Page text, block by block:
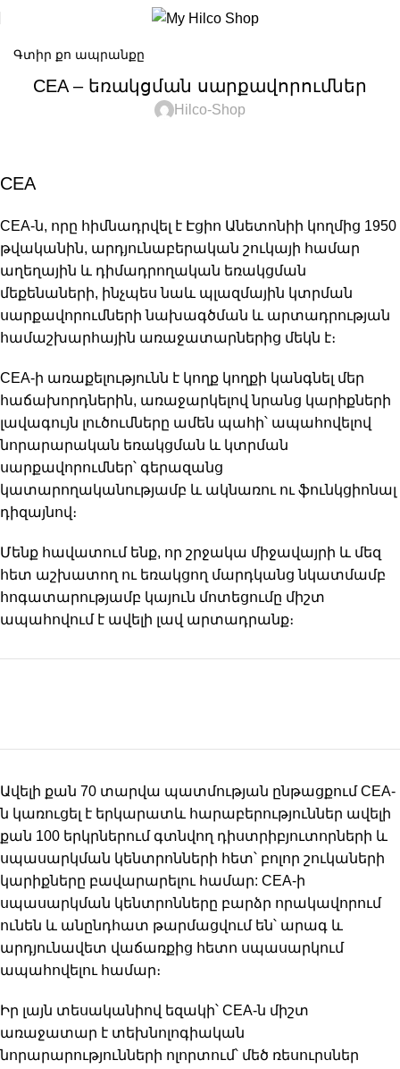
CEA – եռակցման սարքավորումներ
Hilco-Shop
CEA
CEA-ն, որը հիմնադրվել է Էցիո Անետոնիի կողմից 1950
թվականին, արդյունաբերական շուկայի համար
աղեղային և դիմադրողական եռակցման
մեքենաների, ինչպես նաև պլազմային կտրման
սարքավորումների նախագծման և արտադրության
համաշխարհային առաջատարներից մեկն է։
CEA-ի առաքելությունն է կողք կողքի կանգնել մեր
հաճախորդներին, առաջարկելով նրանց կարիքների
լավագույն լուծումները ամեն պահի՝ ապահովելով
նորարարական եռակցման և կտրման
սարքավորումներ՝ գերազանց
կատարողականությամբ և ակնառու ու ֆունկցիոնալ
դիզայնով։
Մենք հավատում ենք, որ շրջակա միջավայրի և մեզ
հետ աշխատող ու եռակցող մարդկանց նկատմամբ
հոգատարությամբ կայուն մոտեցումը միշտ
ապահովում է ավելի լավ արտադրանք։
Ավելի քան 70 տարվա պատմության ընթացքում CEA-
ն կառուցել է երկարատև հարաբերություններ ավելի
քան 100 երկրներում գտնվող դիստրիբյուտորների և
սպասարկման կենտրոնների հետ՝ բոլոր շուկաների
կարիքները բավարարելու համար: CEA-ի
սպասարկման կենտրոնները բարձր որակավորում
ունեն և անընդհատ թարմացվում են՝ արագ և
արդյունավետ վաճառքից հետո սպասարկում
ապահովելու համար։
Իր լայն տեսականիով եզակի՝ CEA-ն միշտ
առաջատար է տեխնոլոգիական
նորարարությունների ոլորտում՝ մեծ ռեսուրսներ